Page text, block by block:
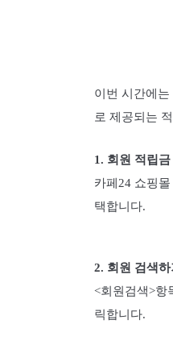
이번 시간에
로 제공되는
1. 회원 적립금
카페24 쇼핑
택합니다.
2. 회원 검색하
<회원검색>항
릭합니다.